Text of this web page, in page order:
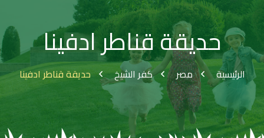
حديقة قناطر ادفينا
الرئيسية مصر كفر الشيخ حديقة قناطر ادفينا